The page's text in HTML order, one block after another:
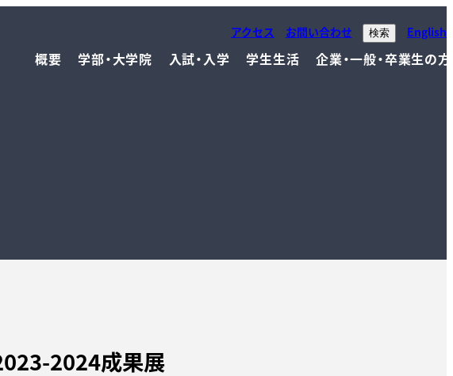
アクセス お問い合わせ 検索 English
概要 学部・大学院 入試・入学 学生生活 企業・一般・卒業生の方
2024成果展